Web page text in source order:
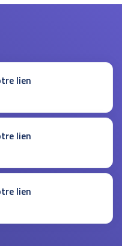
lien
lien
lien